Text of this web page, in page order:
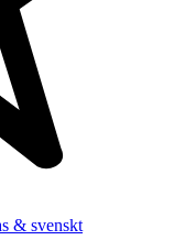
& svenskt